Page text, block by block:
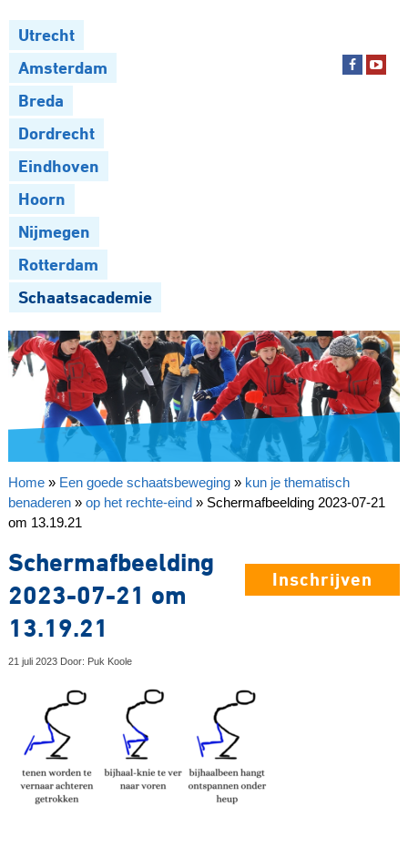
Utrecht
Amsterdam
Breda
Dordrecht
Eindhoven
Hoorn
Nijmegen
Rotterdam
Schaatsacademie
Home» Een goede schaatsbeweging» kun je thematisch
benaderen» op het rechte-eind» Schermafbeelding 2023-07-21
om 13.19.21
Inschrijven
Schermafbeelding
2023-07-21 om
13.19.21
21 juli 2023 Door: Puk Koole